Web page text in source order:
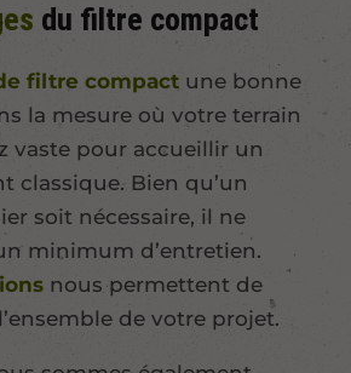
du filtre compact
filtre compact une bonne
la mesure où votre terrain
vaste pour accueillir un
classique. Bien qu’un
soit nécessaire, il ne
minimum d’entretien.
nous permettent de
de votre projet.